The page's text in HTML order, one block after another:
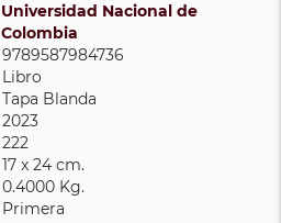
Universidad Nacional de
Colombia
9789587984736
Libro
Tapa Blanda
2023
222
17 x 24 cm.
0.4000 Kg.
Primera